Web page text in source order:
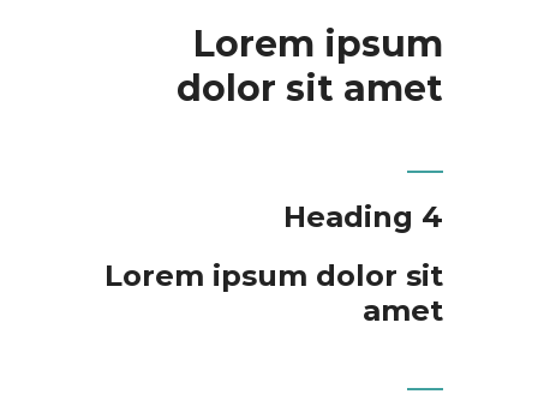
Lorem ipsum
dolor sit amet
Heading 4
Lorem ipsum dolor sit
amet